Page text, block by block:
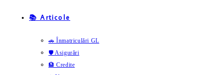
📚 Articole
🚗 Înmatriculări GL
🛡️ Asigurări
🏦 Credite